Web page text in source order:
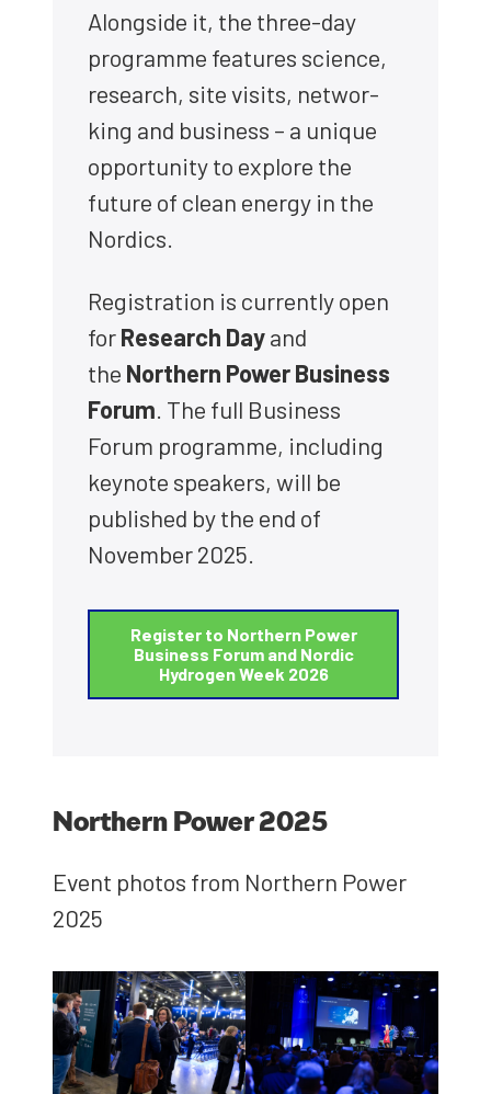
Along­si­de it, the three-day
pro­gram­me fea­tu­res science,
research, site visits, networ­
king and busi­ness – a unique
oppor­tu­ni­ty to explo­re the
futu­re of clean ener­gy in the
Nor­dics.
Regi­stra­tion is cur­rent­ly open
forResearch Dayand
the Nort­hern Power Busi­ness
Forum . The full Busi­ness
Forum pro­gram­me, inclu­ding
key­no­te spea­kers, will be
publis­hed by the end of
Novem­ber 2025.
Regis­ter to Nort­hern Power
Busi­ness Forum and Nor­dic
Hydro­gen Week 2026
Nort­hern Power 2025
Event pho­tos from Nort­hern Power
2025